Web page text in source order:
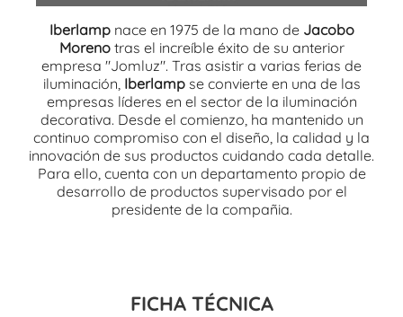
Iberlamp nace en 1975 de la mano de Jacobo
Morenotras el increíble éxito de su anterior
empresa "Jomluz". Tras asistir a varias ferias de
iluminación, Iberlampse convierte en una de las
empresas líderes en el sector de la iluminación
decorativa. Desde el comienzo, ha mantenido un
continuo compromiso con el diseño, la calidad y la
innovación de sus productos cuidando cada detalle.
Para ello, cuenta con un departamento propio de
desarrollo de productos supervisado por el
presidente de la compañia.
FICHA TÉCNICA